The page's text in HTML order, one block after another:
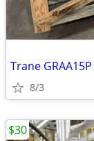
Trane
8/3
$30